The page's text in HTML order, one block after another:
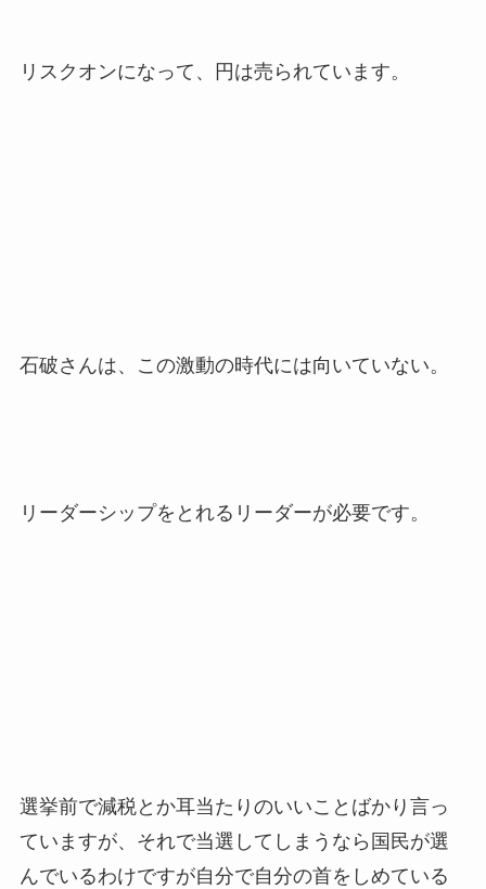
リスクオンになって、円は売られています。
石破さんは、この激動の時代には向いていない。
リーダーシップをとれるリーダーが必要です。
選挙前で減税とか耳当たりのいいことばかり言っ
ていますが、それで当選してしまうなら国民が選
んでいるわけですが自分で自分の首をしめている